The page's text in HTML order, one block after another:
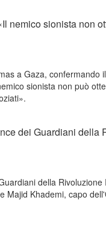
nemico sionista non
a Gaza, confermando
sionista non può
dei Guardiani della
della Rivoluzione
Majid Khademi, capo